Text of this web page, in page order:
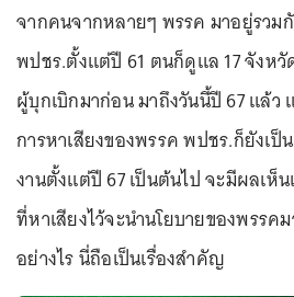
จากคนจากหลายๆ พรรค มาอยู่รวม
พปชร.ตั้งแต่ปี 61 ตนก็ดูแล 17 จังหวั
ผู้บุกเบิกมาก่อน มาถึงวันนี้ปี 67 แล้ว
การหาเสียงของพรรค พปชร.ก็ยังเ
งานตั้งแต่ปี 67 เป็นต้นไป จะมีผลเห็
ที่หาเสียงไว้จะนำนโยบายของพรร
อย่างไร นี่ถือเป็นเรื่องสำคัญ